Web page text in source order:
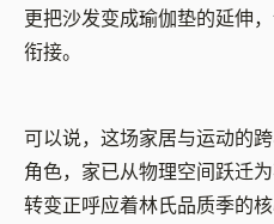
更把沙发变成瑜伽垫的延伸
衔接。
可以说，这场家居与运动的
角色，家已从物理空间跃迁
转变正呼应着林氏品质季的